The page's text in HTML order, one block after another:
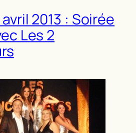
2013 : Soirée
Les 2